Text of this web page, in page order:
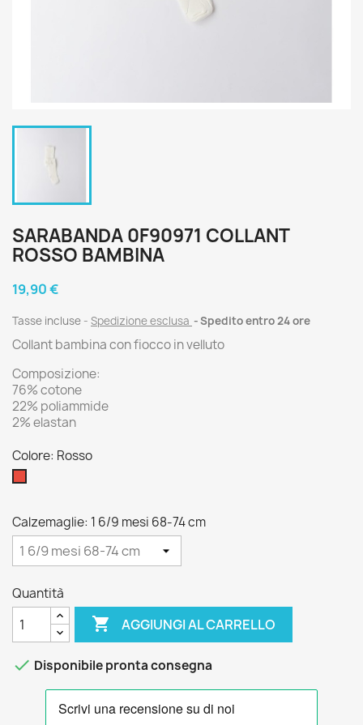
SARABANDA 0F90971 COLLANT
ROSSO BAMBINA
19,90 €
Tasse incluse Spedizione esclusa Spedito entro 24 ore
Collant bambina con fiocco in velluto
Composizione:
76% cotone
22% poliammide
2% elastan
Colore: Rosso
Calzemaglie: 1 6/9 mesi 68-74 cm
Quantità
 AGGIUNGI AL CARRELLO
 Disponibile pronta consegna